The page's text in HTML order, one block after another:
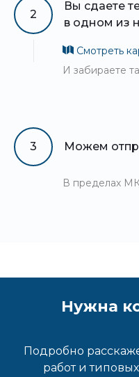
2
Вы сдаете
в одном из
Смотреть
И забираете
3 Можем
В пределах
Нужна
Подробно
работ и